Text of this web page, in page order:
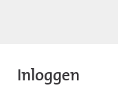
Inloggen